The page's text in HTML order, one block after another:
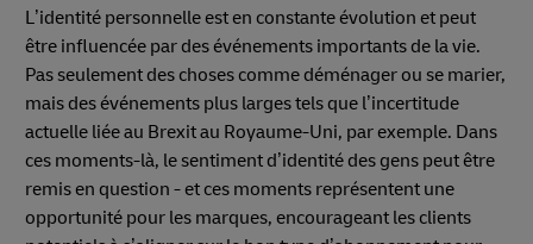
L’identité personnelle est en constante évolution et peut
être influencée par des événements importants de la vie.
Pas seulement des choses comme déménager ou se marier,
mais des événements plus larges tels que l’incertitude
actuelle liée au Brexit au Royaume-Uni, par exemple. Dans
ces moments-là, le sentiment d’identité des gens peut être
remis en question - et ces moments représentent une
opportunité pour les marques, encourageant les clients